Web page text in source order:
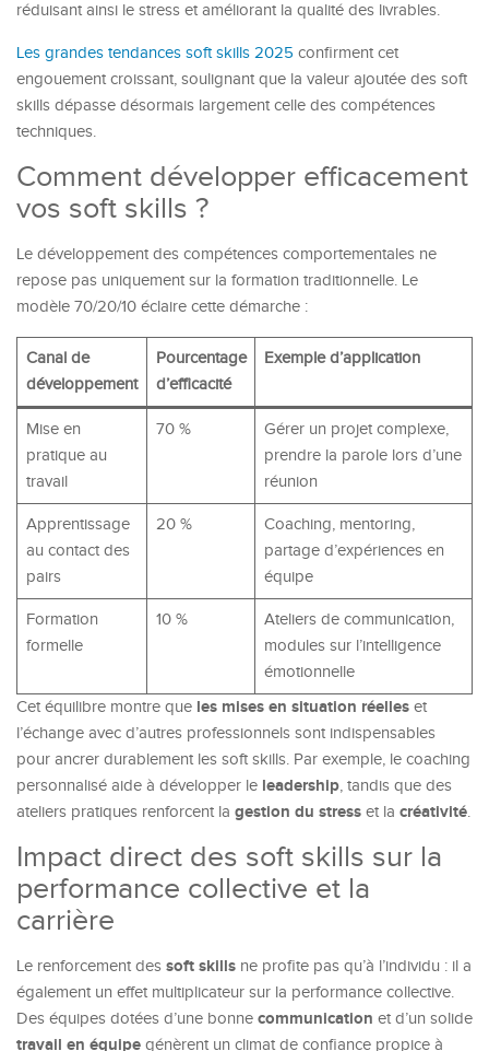
réduisant ainsi le stress et améliorant la qualité des livrables.
Les grandes tendances soft skills 2025 confirment cet
engouement croissant, soulignant que la valeur ajoutée des soft
skills dépasse désormais largement celle des compétences
techniques.
Comment développer efficacement
vos soft skills ?
Le développement des compétences comportementales ne
repose pas uniquement sur la formation traditionnelle. Le
modèle 70/20/10 éclaire cette démarche :
Canal de
développement
Pourcentage
d’efficacité
Exemple d’application
Mise en
pratique au
travail
70 %
Gérer un projet complexe,
prendre la parole lors d’une
réunion
Apprentissage
au contact des
pairs
20 %
Coaching, mentoring,
partage d’expériences en
équipe
Formation
formelle
10 %
Ateliers de communication,
modules sur l’intelligence
émotionnelle
Cet équilibre montre que les mises en situation réelles et
l’échange avec d’autres professionnels sont indispensables
pour ancrer durablement les soft skills. Par exemple, le coaching
personnalisé aide à développer le leadership, tandis que des
ateliers pratiques renforcent la gestion du stress et la créativité.
Impact direct des soft skills sur la
performance collective et la
carrière
Le renforcement des soft skills ne profite pas qu’à l’individu : il a
également un effet multiplicateur sur la performance collective.
Des équipes dotées d’une bonne communication et d’un solide
travail en équipe génèrent un climat de confiance propice à